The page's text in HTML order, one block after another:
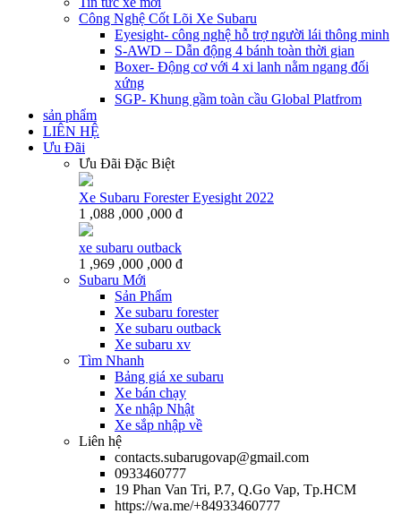
Công Nghệ Cốt Lõi Xe Subaru
Eyesight- công nghệ hỗ trợ người lái thông minh
S-AWD – Dẫn động 4 bánh toàn thời gian
Boxer- Động cơ với 4 xi lanh nằm ngang đối
xứng
SGP- Khung gầm toàn cầu Global Platfrom
sản phẩm
LIÊN HỆ
Ưu Đãi
Ưu Đãi Đặc Biệt
Xe Subaru Forester Eyesight 2022
1 ,088 ,000 ,000 đ
xe subaru outback
1 ,969 ,000 ,000 đ
Subaru Mới
Sản Phẩm
Xe subaru forester
Xe subaru outback
Xe subaru xv
Tìm Nhanh
Bảng giá xe subaru
Xe bán chạy
Xe nhập Nhật
Xe sắp nhập về
Liên hệ
contacts.subarugovap@gmail.com
0933460777
19 Phan Van Tri, P.7, Q.Go Vap, Tp.HCM
https://wa.me/+84933460777